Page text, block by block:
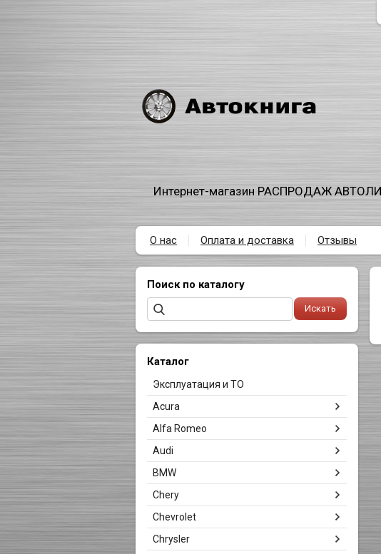
Интернет-магазин РАСПРОДАЖ
О нас Оплата и доставка Отзывы
Поиск по каталогу
Каталог
Эксплуатация и ТО
Acura
Alfa Romeo
Audi
BMW
Chery
Chevrolet
Chrysler